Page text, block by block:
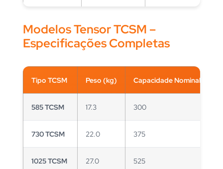
Modelos Tensor TCSM –
Especificações Completas
Tipo TCSM Peso (kg) Capacidade Nominal (Ah)
585 TCSM 17.3 300
730 TCSM 22.0 375
1025 TCSM 27.0 525